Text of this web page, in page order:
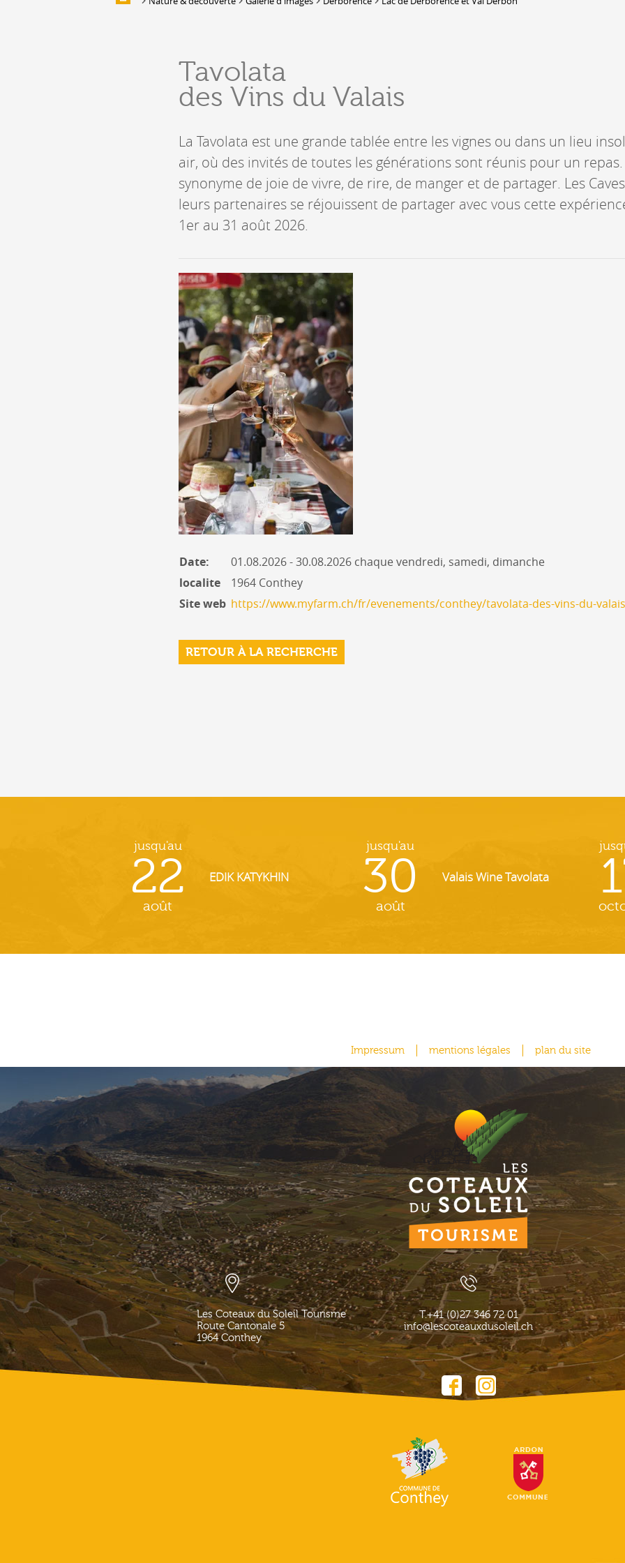
HÉBERGEMENTS &
RESTAURATION
Hébergement
Bars, Cafés, Restaurants &
Caveaux de dégustation
Présentation & vidéos
Géologie, faune et flore
Histoire et légendes
Mayens et alpages
Hébergement
Accès
Tavolata
des Vins du Valais
La Tavolata est une grande tablée entre les vignes ou dans un lieu
air, où des invités de toutes les générations sont réunis pour un repas.
synonyme de joie de vivre, de rire, de manger et de partager. Les
leurs partenaires se réjouissent de partager avec vous cette
1er au 31 août 2026.
Date:
01.08.2026 - 30.08.2026 chaque vendredi, samedi, dimanche
localite
1964 Conthey
Site web https://www.myfarm.ch/fr/evenements/conthey/tavolata-des-vins-du-
RETOUR À LA RECHERCHE
jusqu'au
22
août
EDIK KATYKHIN
jusqu'au
30
août
Valais Wine Tavolata
Impressum mentions légales plan du site
Les Coteaux du Soleil Tourisme
Route Cantonale 5
1964 Conthey
T.+41 (0)27 346 72 01
info@lescoteauxdusoleil.ch